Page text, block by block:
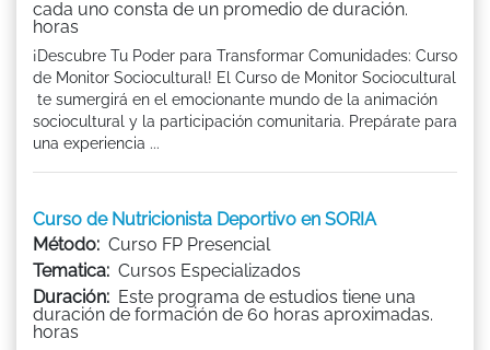
cada uno consta de un promedio de duración.
horas
¡Descubre Tu Poder para Transformar Comunidades: Curso
de Monitor Sociocultural! El Curso de Monitor Sociocultural
te sumergirá en el emocionante mundo de la animación
sociocultural y la participación comunitaria. Prepárate para
una experiencia ...
Curso de Nutricionista Deportivo en SORIA
Método: Curso FP Presencial
Tematica: Cursos Especializados
Duración: Este programa de estudios tiene una
duración de formación de 60 horas aproximadas.
horas